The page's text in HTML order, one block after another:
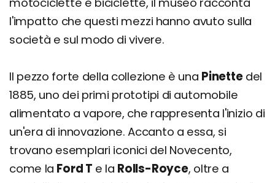
l'impatto che questi mezzi hanno avuto sulla
società e sul modo di vivere.
Il pezzo forte della collezione è una Pinettedel
1885, uno dei primi prototipi di automobile
alimentato a vapore, che rappresenta l'inizio di
un'era di innovazione. Accanto a essa, si
trovano esemplari iconici del Novecento,
come la Ford T e la Rolls-Royce, oltre a